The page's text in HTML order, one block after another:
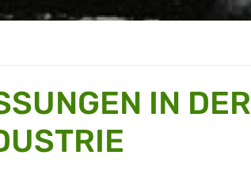
IN DER